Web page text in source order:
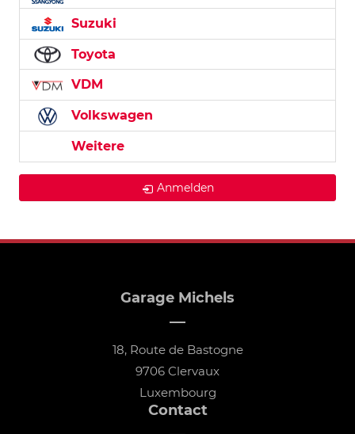
Suzuki
Toyota
VDM
Volkswagen
Weitere
Anmelden
Garage Michels
18, Route de Bastogne
9706 Clervaux
Luxembourg
Contact